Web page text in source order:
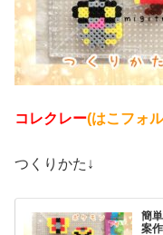
コレクレー(はこフォ
つくりかた↓
簡
案